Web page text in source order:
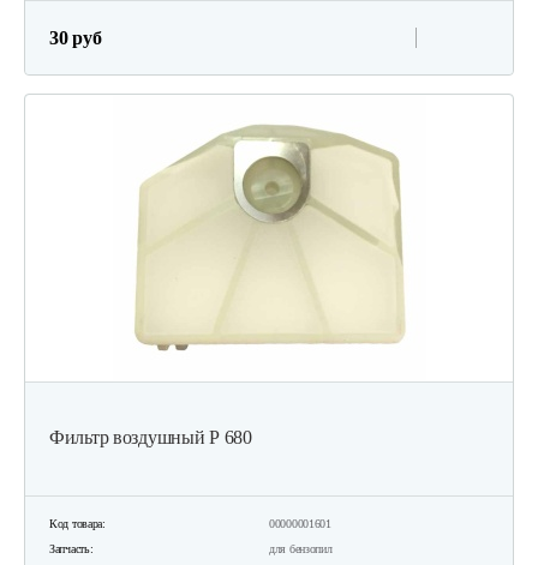
30 руб
Фильтр воздушный Р 680
Код товара:
00000001601
Запчасть:
для бензопил